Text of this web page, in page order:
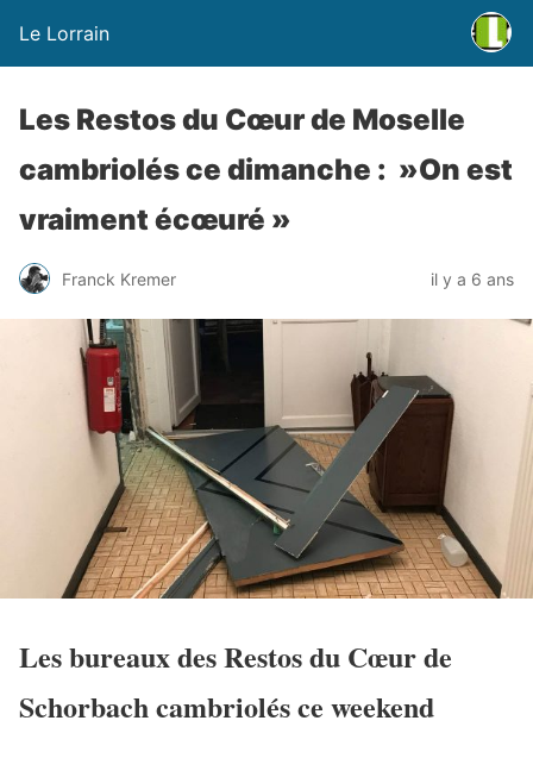
Le Lorrain
Les Restos du Cœur de Moselle
cambriolés ce dimanche : »On est
vraiment écœuré »
Franck Kremer il y a 6 ans
Les bureaux des Restos du Cœur de
Schorbach cambriolés ce weekend